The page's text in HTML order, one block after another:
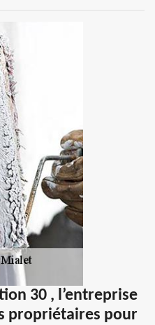
30 , l’entreprise
propriétaires pour